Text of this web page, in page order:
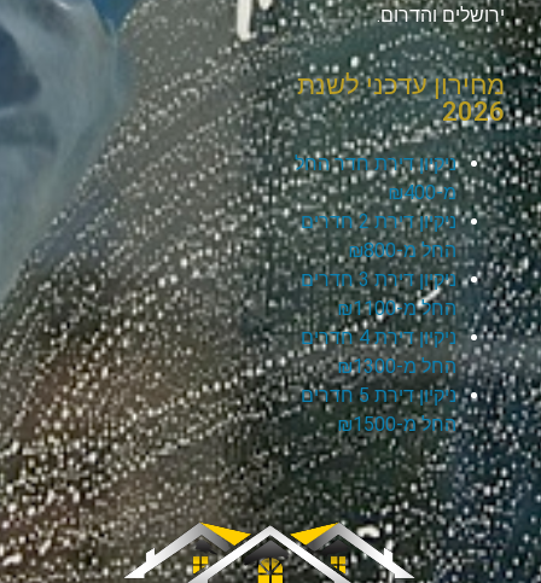
ירושלים והדרום.
מחירון עדכני לשנת
2026
ניקיון דירת חדר החל
מ-₪400
ניקיון דירת 2 חדרים
החל מ-₪800
ניקיון דירת 3 חדרים
החל מ-₪1100
ניקיון דירת 4 חדרים
החל מ-₪1300
ניקיון דירת 5 חדרים
החל מ-₪1500